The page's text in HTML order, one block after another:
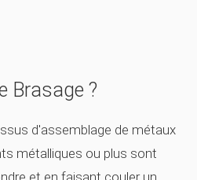
Brasage ?
d'assemblage de métaux
métalliques ou plus sont
et en faisant couler un